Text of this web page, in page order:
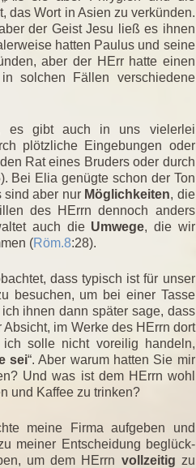
das Wort in Asien zu verkünden.
der Geist Jesu ließ es ihnen
hatten Paulus und seine
aber der HErr hatte einen
solchen Fällen verschiedene
es gibt auch in uns vielerlei
plötzliche Eingebungen oder
Rat eines Bruders oder durch
Bei Elia genügte schon der Ton
sind aber nur Möglichkeiten, die
des HErrn dennoch anders
auch die Umwege, die wir
(Röm.8:28).
dass typisch ist für unser
besuchen, um bei einer Tasse
ihnen dann später sage, dass
im Werke des HErrn dort
solle nicht voreilig handeln,
sei“. Aber warum hatten Sie mir
Und was ist dem HErrn wohl
und Kaffee zu trinken?
meine Firma aufgeben und
meiner Entscheidung beglück-
um dem HErrn vollzeitig zu